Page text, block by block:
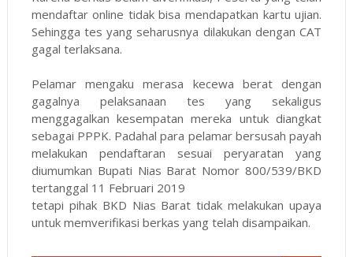
mendaftar online tidak bisa mendapatkan kartu ujian.
Sehingga tes yang seharusnya dilakukan dengan CAT
gagal terlaksana.
Pelamar mengaku merasa kecewa berat dengan
gagalnya pelaksanaan tes yang sekaligus
menggagalkan kesempatan mereka untuk diangkat
sebagai PPPK. Padahal para pelamar bersusah payah
melakukan pendaftaran sesuai peryaratan yang
diumumkan Bupati Nias Barat Nomor 800/539/BKD
tertanggal 11 Februari 2019
tetapi pihak BKD Nias Barat tidak melakukan upaya
untuk memverifikasi berkas yang telah disampaikan.